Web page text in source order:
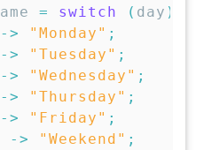
= switch ( day )
-> "Monday" ;
-> "Tuesday" ;
-> "Wednesday" ;
-> "Thursday" ;
-> "Friday" ;
-> "Weekend" ;